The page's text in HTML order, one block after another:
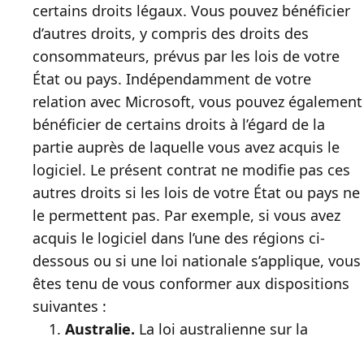
certains droits légaux. Vous pouvez bénéficier
d’autres droits, y compris des droits des
consommateurs, prévus par les lois de votre
État ou pays. Indépendamment de votre
relation avec Microsoft, vous pouvez également
bénéficier de certains droits à l’égard de la
partie auprès de laquelle vous avez acquis le
logiciel. Le présent contrat ne modifie pas ces
autres droits si les lois de votre État ou pays ne
le permettent pas. Par exemple, si vous avez
acquis le logiciel dans l’une des régions ci-
dessous ou si une loi nationale s’applique, vous
êtes tenu de vous conformer aux dispositions
suivantes :
Australie. La loi australienne sur la